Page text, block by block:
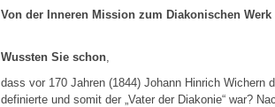
Von der Inneren Mission zum Diakonischen Werk
Wussten Sie schon,
dass vor 170 Jahren (1844) Johann Hinrich Wichern
definierte und somit der „Vater der Diakonie“ war?